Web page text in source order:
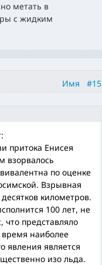
метать в
с жидким
Имя #15
притока Енисея
взорвалось
по оценке
Взрывная
километров.
100 лет, не
что представляло
наиболее
явления является
изо льда.